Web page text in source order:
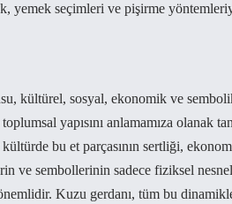
yemek seçimleri ve pişirme
kültürel, sosyal, ekonomik ve
yapısını anlamamıza olanak
bu et parçasının sertliği,
ve sembollerinin sadece fiziksel
Kuzu gerdanı, tüm bu